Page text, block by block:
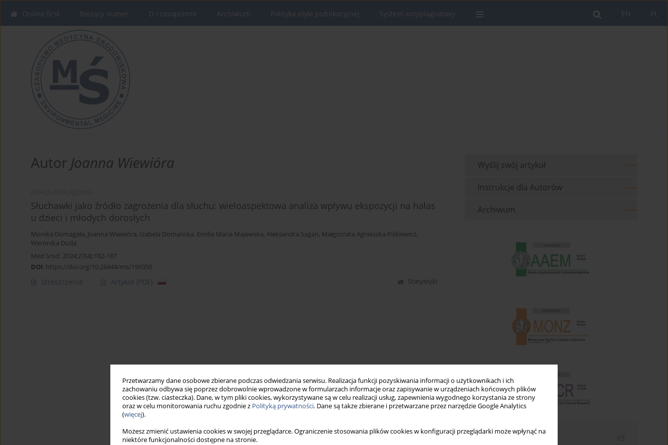
Przetwarzamy dane osobowe zbierane podczas odwiedzania serwisu. Realizacja funkcji pozyskiwania informacji o użytkownikach i ich
zachowaniu odbywa się poprzez dobrowolnie wprowadzone w formularzach informacje oraz zapisywanie w urządzeniach końcowych plików
cookies (tzw. ciasteczka). Dane, w tym pliki cookies, wykorzystywane są w celu realizacji usług, zapewnienia wygodnego korzystania ze strony
oraz w celu monitorowania ruchu zgodnie z Polityką prywatności. Dane są także zbierane i przetwarzane przez narzędzie Google Analytics
(więcej).
Możesz zmienić ustawienia cookies w swojej przeglądarce. Ograniczenie stosowania plików cookies w konfiguracji przeglądarki może wpłynąć na
niektóre funkcjonalności dostępne na stronie.
PL
EN
Online first Bieżący numer O czasopiśmie Archiwum Polityka etyki publikacyjnej System antyplagiatowy
Autor Joanna Wiewióra
Słuchawki jako źródło zagrożenia dla słuchu: wieloaspektowa analiza wpływu ekspozycji na hałas
u dzieci i młodych dorosłych
Monika Domagała, Joanna Wiewióra, Izabela Domańska, Emilia Maria Majewska, Aleksandra Sagan, Małgorzata Agnieszka Piśkiewicz,
Weronika Duda
Med Srod. 2024;27(4):182-187
DOI: https://doi.org/10.26444/ms/199350
Streszczenie Artykuł (PDF) Statystyki
Wyślij swój artykuł
Instrukcje dla Autorów
Archiwum
Newsletter